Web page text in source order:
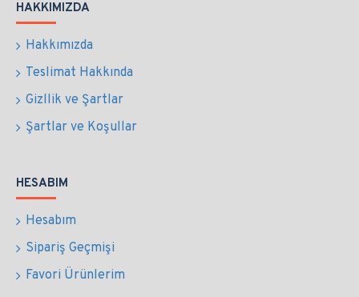
HAKKIMIZDA
Hakkımızda
Teslimat Hakkında
Gizllik ve Şartlar
Şartlar ve Koşullar
HESABIM
Hesabım
Sipariş Geçmişi
Favori Ürünlerim